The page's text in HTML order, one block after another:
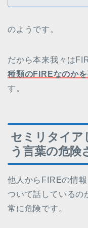
のようです。
だから本来我々は
種類のFIREなのか
す。
セミリタイア
う言葉の危険
他人からFIREの情
ついて話しているの
常に危険です。